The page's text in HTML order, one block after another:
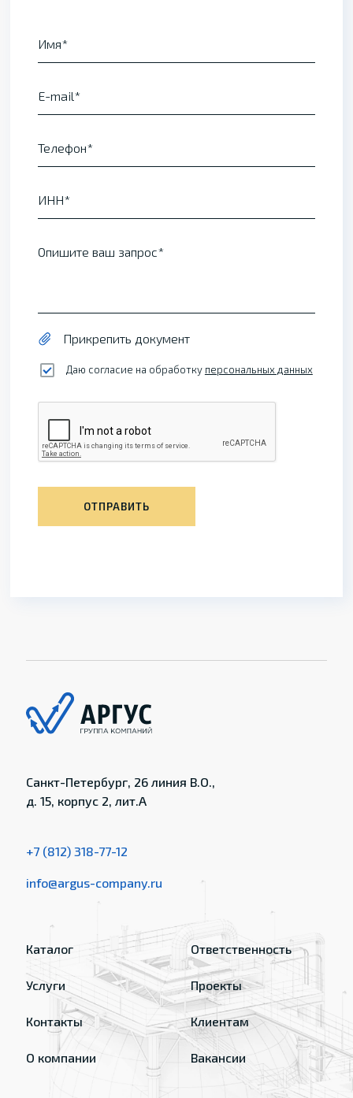
Имя
E-mail
Телефон
ИНН
Опишите ваш запрос
Прикрепить документ
Даю согласие на обработку персональных данных
ОТПРАВИТЬ
Санкт-Петербург, 26 линия В.О.,
д. 15, корпус 2, лит.А
+7 (812) 318-77-12
info@argus-company.ru
Каталог
Услуги
Контакты
О компании
Ответственность
Проекты
Клиентам
Вакансии